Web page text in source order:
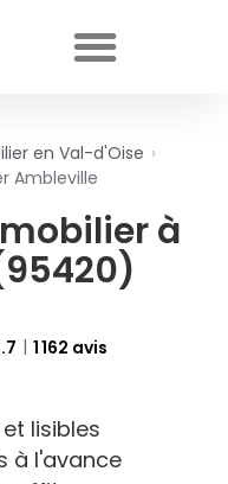
en Val-d'Oise ›
Ambleville
à
1 162 avis
lisibles
à l'avance